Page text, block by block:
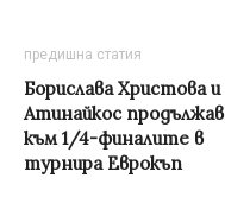
предишна статия
Борислава Христова и
Атинайкос
към 1/4-финалите в
турнира Еврокъп